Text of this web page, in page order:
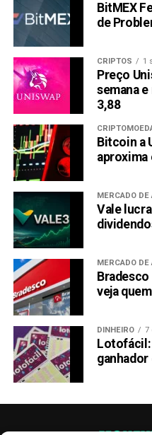
BitMEX
de
CRIPTOS 1
Preço
semana
3,88
Bitcoin a
aproxima
MERCADO DE
Vale
MERCADO DE
veja
DINHEIRO 7
ganhador